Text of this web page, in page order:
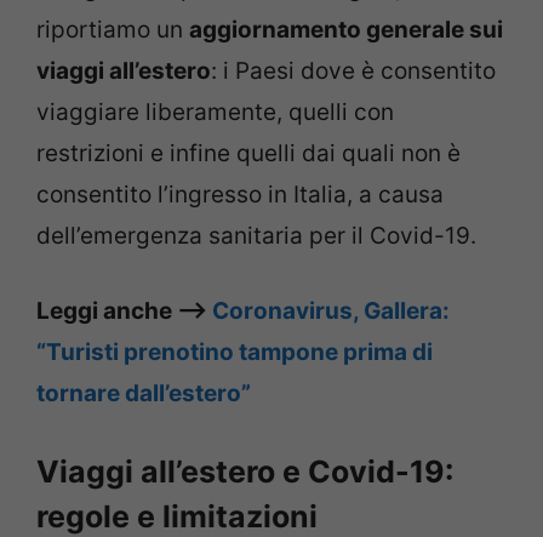
riportiamo un aggiornamento generale sui
viaggi all’estero: i Paesi dove è consentito
viaggiare liberamente, quelli con
restrizioni e infine quelli dai quali non è
consentito l’ingresso in Italia, a causa
dell’emergenza sanitaria per il Covid-19.
Leggi anche –> Coronavirus, Gallera:
“Turisti prenotino tampone prima di
tornare dall’estero”
Viaggi all’estero e Covid-19:
regole e limitazioni